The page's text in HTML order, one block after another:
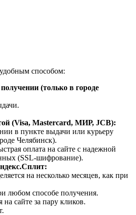
способом:
(только в городе
(Visa, Mastercard, МИР, JCB):
в пункте выдачи или курьеру
Челябинск).
оплата на сайте с надежной
(SSL-шифрование).
на несколько месяцев, как при
любом способе получения.
на сайте за пару кликов.